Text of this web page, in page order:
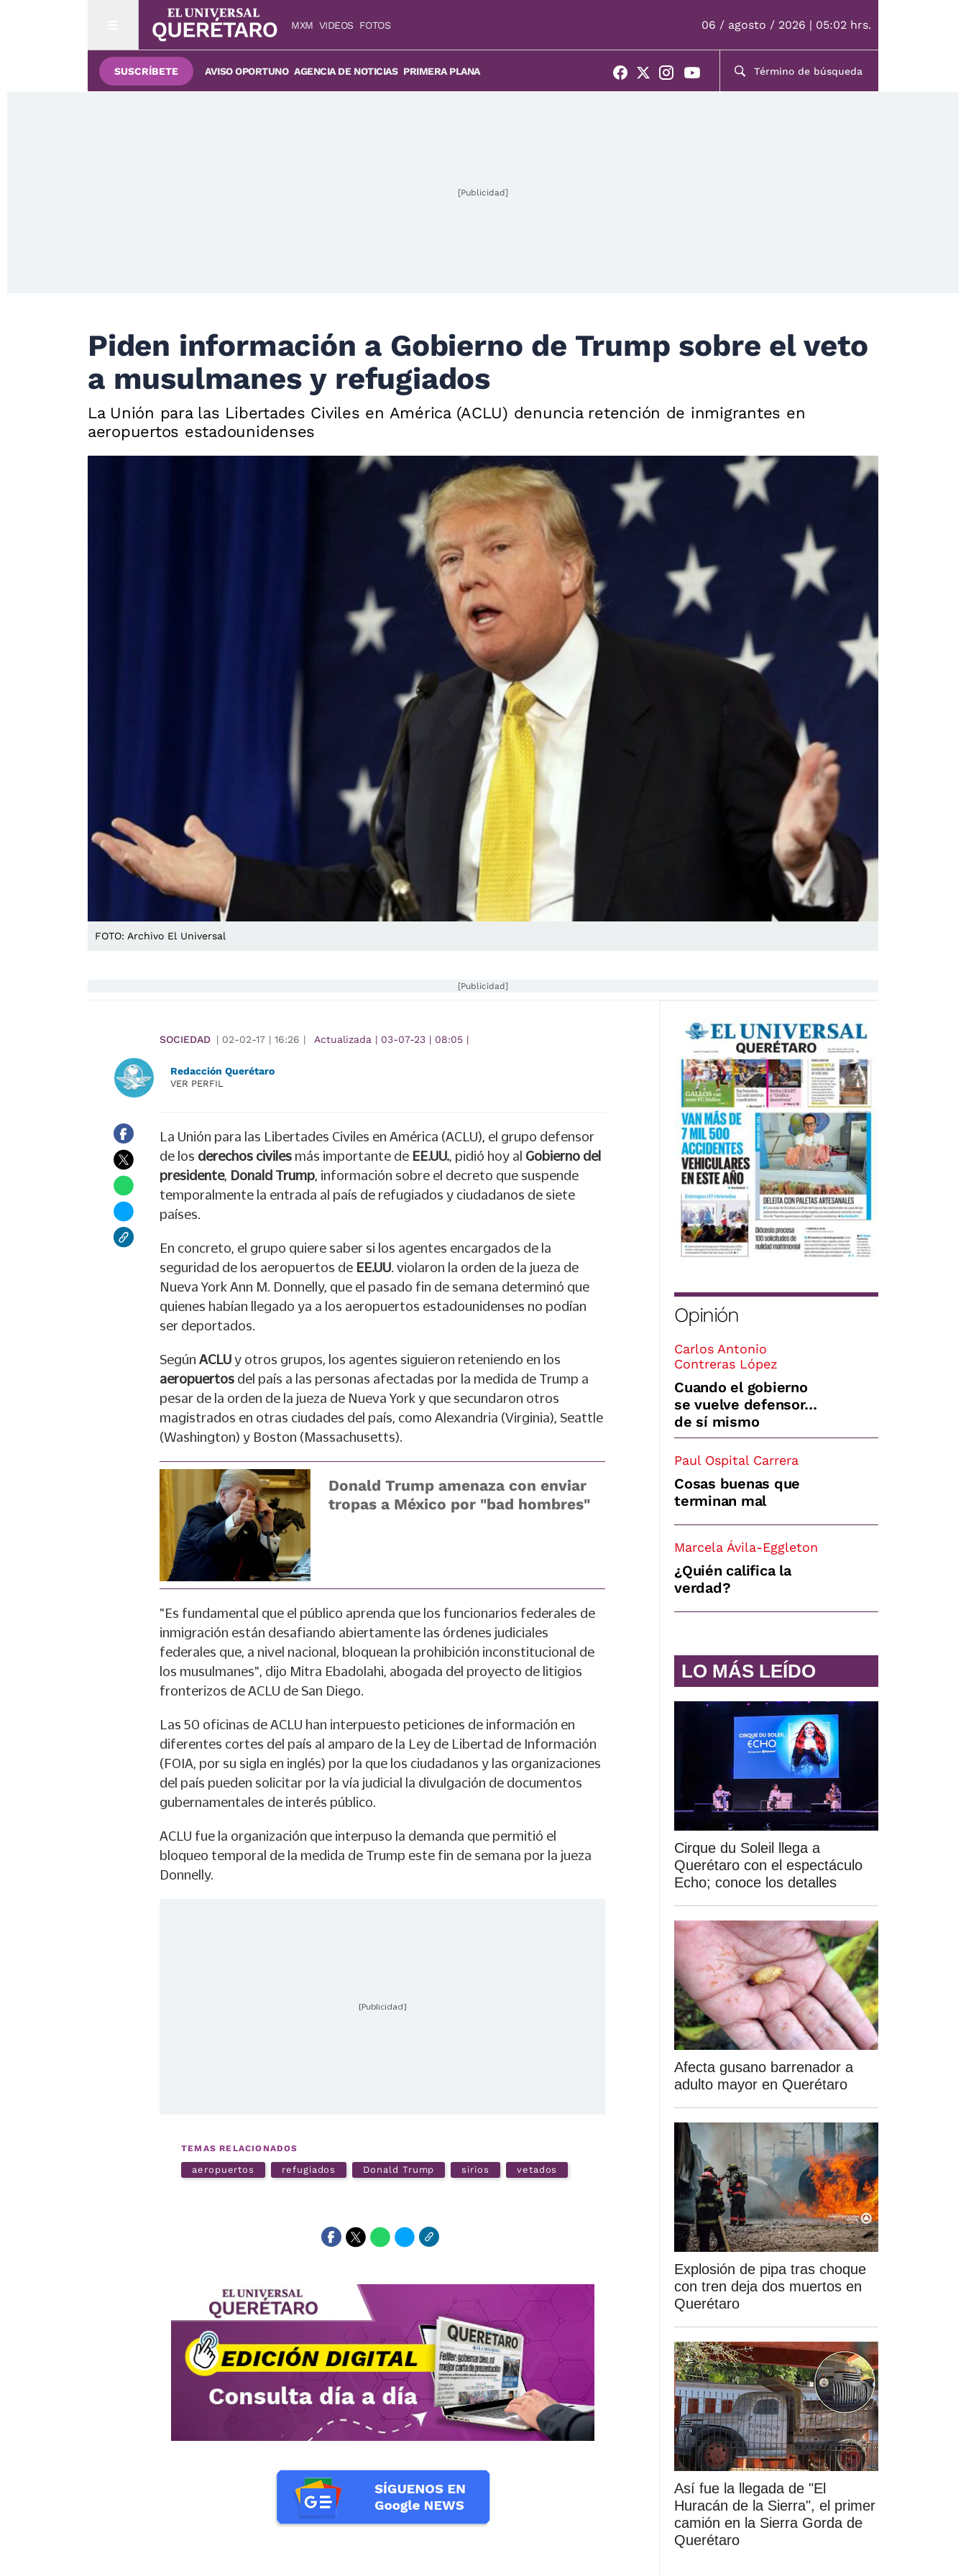
MXM VIDEOS FOTOS 06 / agosto / 2026 | 05:02 hrs.
SUSCRÍBETE AVISO OPORTUNO AGENCIA DE NOTICIAS PRIMERA PLANA
[Publicidad]
Piden información a Gobierno de Trump sobre el veto
a musulmanes y refugiados
La Unión para las Libertades Civiles en América (ACLU) denuncia retención de inmigrantes en
aeropuertos estadounidenses
FOTO: Archivo El Universal
[Publicidad]
SOCIEDAD | 02-02-17 | 16:26 | Actualizada | 03-07-23 | 08:05 |
Redacción Querétaro
VER PERFIL
La Unión para las Libertades Civiles en América (ACLU), el grupo defensor
de los derechos civiles más importante de EE.UU., pidió hoy al Gobierno del
presidente, Donald Trump, información sobre el decreto que suspende
temporalmente la entrada al país de refugiados y ciudadanos de siete
países.
En concreto, el grupo quiere saber si los agentes encargados de la
seguridad de los aeropuertos de EE.UU. violaron la orden de la jueza de
Nueva York Ann M. Donnelly, que el pasado fin de semana determinó que
quienes habían llegado ya a los aeropuertos estadounidenses no podían
ser deportados.
Según ACLU y otros grupos, los agentes siguieron reteniendo en los
aeropuertos del país a las personas afectadas por la medida de Trump a
pesar de la orden de la jueza de Nueva York y que secundaron otros
magistrados en otras ciudades del país, como Alexandria (Virginia), Seattle
(Washington) y Boston (Massachusetts).
Donald Trump amenaza con enviar
tropas a México por "bad hombres"
"Es fundamental que el público aprenda que los funcionarios federales de
inmigración están desafiando abiertamente las órdenes judiciales
federales que, a nivel nacional, bloquean la prohibición inconstitucional de
los musulmanes", dijo Mitra Ebadolahi, abogada del proyecto de litigios
fronterizos de ACLU de San Diego.
Las 50 oficinas de ACLU han interpuesto peticiones de información en
diferentes cortes del país al amparo de la Ley de Libertad de Información
(FOIA, por su sigla en inglés) por la que los ciudadanos y las organizaciones
del país pueden solicitar por la vía judicial la divulgación de documentos
gubernamentales de interés público.
ACLU fue la organización que interpuso la demanda que permitió el
bloqueo temporal de la medida de Trump este fin de semana por la jueza
Donnelly.
[Publicidad]
TEMAS RELACIONADOS
aeropuertos refugiados Donald Trump sirios vetados
Opinión
Carlos Antonio
Contreras López
Cuando el gobierno
se vuelve defensor…
de sí mismo
Paul Ospital Carrera
Cosas buenas que
terminan mal
Marcela Ávila-Eggleton
¿Quién califica la
verdad?
LO MÁS LEÍDO
Cirque du Soleil llega a
Querétaro con el espectáculo
Echo; conoce los detalles
Afecta gusano barrenador a
adulto mayor en Querétaro
Explosión de pipa tras choque
con tren deja dos muertos en
Querétaro
Así fue la llegada de "El
Huracán de la Sierra", el primer
camión en la Sierra Gorda de
Querétaro